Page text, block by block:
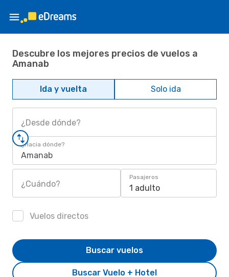
Descubre los mejores precios de vuelos a
Amanab
Ida y vuelta Solo ida
¿Desde dónde?
¿Hacia dónde?
Amanab
¿Cuándo?
Pasajeros
1 adulto
Vuelos directos
Buscar Vuelo + Hotel
Buscar vuelos